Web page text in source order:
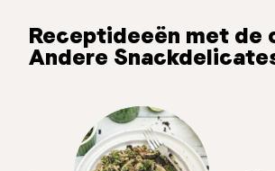
Receptideeën met de
Andere